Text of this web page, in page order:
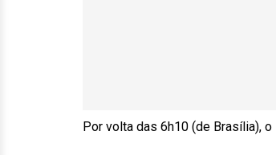
Por volta das 6h10 (de Brasília),